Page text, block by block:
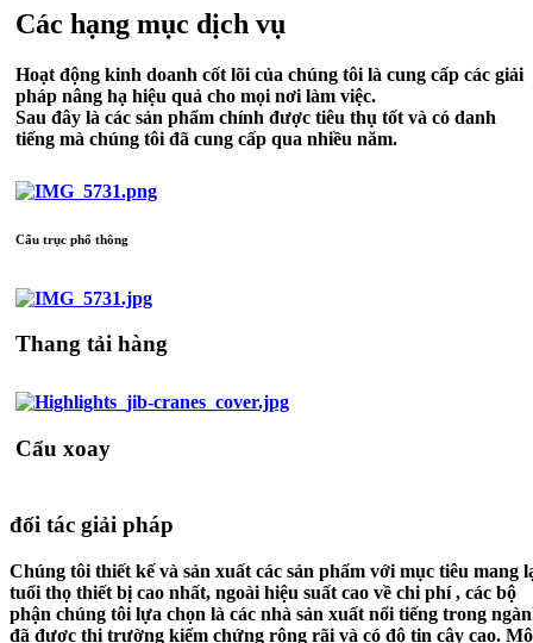
Các hạng mục dịch vụ
Hoạt động kinh doanh cốt lõi của chúng tôi là cung cấp các giải
pháp nâng hạ hiệu quả cho mọi nơi làm việc.
Sau đây là các sản phẩm chính được tiêu thụ tốt và có danh
tiếng mà chúng tôi đã cung cấp qua nhiều năm.
Cẩu trục phổ thông
Thang tải hàng
Cẩu xoay
đối tác giải pháp
Chúng tôi thiết kế và sản xuất các sản phẩm với mục tiêu mang
tuổi thọ thiết bị cao nhất, ngoài hiệu suất cao về chi phí , các bộ
phận chúng tôi lựa chọn là các nhà sản xuất nổi tiếng trong
đã được thị trường kiểm chứng rộng rãi và có độ tin cậy cao.